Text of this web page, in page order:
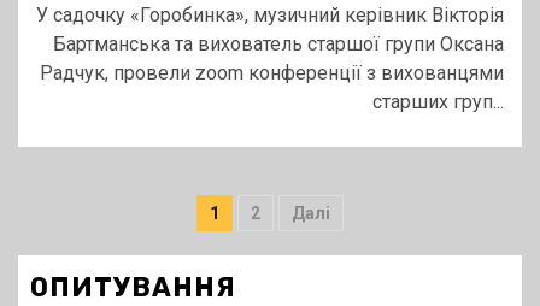
У садочку «Горобинка», музичний керівник Вікторія
Бартманська та вихователь старшої групи Оксана
Радчук, провели zoom конференції з вихованцями
старших груп...
Пагінація
записів
1 2 Далі
ОПИТУВАННЯ